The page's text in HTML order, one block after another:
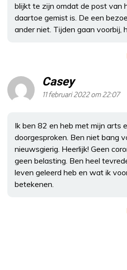
blijkt te zijn omdat de post van
daartoe gemist is. De een
ander niet. Tijden gaan voorbij,
Casey
11 februari 2022 om 22:07
Ik ben 82 en heb met mijn arts
doorgesproken. Ben niet bang
nieuwsgierig. Heerlijk! Geen
geen belasting. Ben heel
leven geleerd heb en wat ik
betekenen.